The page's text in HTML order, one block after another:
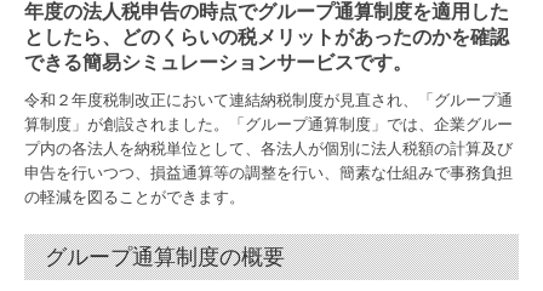
電帳法・インボイス最新情報
事務所概要・アクセス
ご挨拶
採用情報
事務所通信
年度の法人税申告の時点でグループ通算制度を適用した
としたら、どのくらいの税メリットがあったのかを確認
できる簡易シミュレーションサービスです。
令和２年度税制改正において連結納税制度が見直され、「グループ通
算制度」が創設されました。「グループ通算制度」では、企業グルー
プ内の各法人を納税単位として、各法人が個別に法人税額の計算及び
申告を行いつつ、損益通算等の調整を行い、簡素な仕組みで事務負担
の軽減を図ることができます。
グループ通算制度の概要